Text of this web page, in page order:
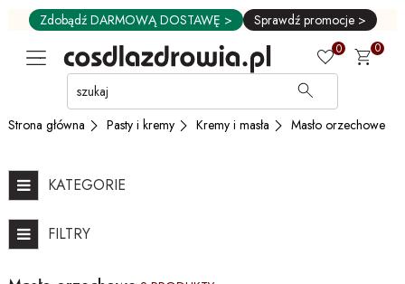
Przejdź
GŁÓWNEJ
ZAWARTOŚCI
PRODUKTÓW
MENU
UŻYTKOWNIKA
Zdobądź DARMOWĄ DOSTAWĘ > Sprawdź promocje >
0 0
Strona główna Pasty i kremy Kremy i masła Masło orzechowe
KATEGORIE
FILTRY